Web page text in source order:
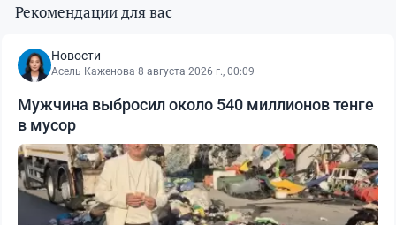
Рекомендации для вас
Новости
Асель Каженова·8 августа 2026 г., 00:09
Мужчина выбросил около 540 миллионов тенге
в мусор